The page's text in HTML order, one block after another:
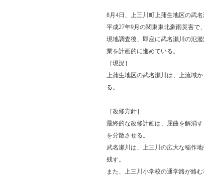
8月4日、上三川町上蒲生地区の武名
平成27年9月の関東東北豪雨災害で
現地調査後、即座に武名瀬川の氾
業を計画的に進めている。
［現況］
上蒲生地区の武名瀬川は、上流域
る。
［改修方針］
最終的な改修計画は、屈曲を解消
を分散させる。
武名瀬川は、上三川の広大な稲作
残す。
また、上三川小学校の通学路が絡